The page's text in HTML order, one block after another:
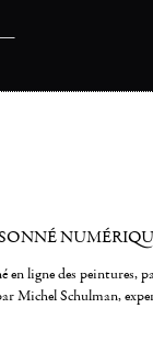
en ligne des peintures,
Michel Schulman,